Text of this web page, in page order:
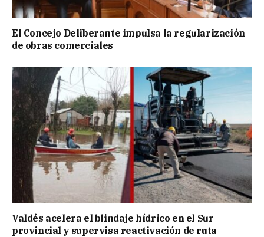
El Concejo Deliberante impulsa la regularización
de obras comerciales
Valdés acelera el blindaje hídrico en el Sur
provincial y supervisa reactivación de ruta